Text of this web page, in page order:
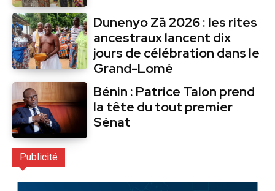
Dunenyo Zā 2026 : les rites
ancestraux lancent dix
jours de célébration dans le
Grand-Lomé
Bénin : Patrice Talon prend
la tête du tout premier
Sénat
Publicité